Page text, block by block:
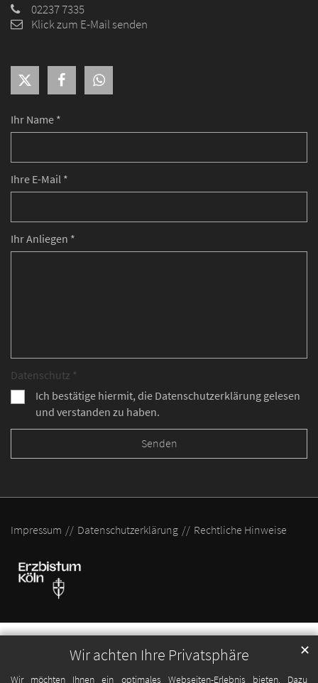
Wir achten Ihre Privatsphäre
Wir möchten Ihnen ein optimales Webseiten-Erlebnis bieten. Dazu
✕
Ihr Name *
Ihre E-Mail *
Ihr Anliegen *
Datenschutz *
Ich bestätige hiermit, die Datenschutzerklärung gelesen
und verstanden zu haben.
02237 7335
Klick zum E-Mail senden
Impressum Datenschutzerklärung Rechtliche Hinweise